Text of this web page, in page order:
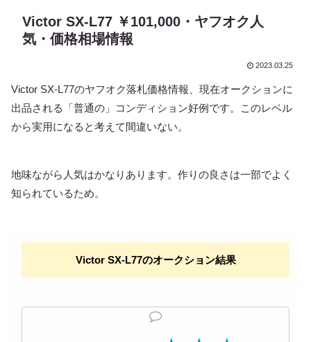
Victor SX-L77 ￥101,000・ヤフオク人
気・価格相場情報
2023.03.25
Victor SX-L77のヤフオク落札価格情報、現在オークションに
出品される「普通の」コンディション好例です。このレベル
から実用になると考えて間違いない。
地味ながら人気はかなりあります。作りの良さは一部でよく
知られているため。
Victor SX-L77のオークション結果